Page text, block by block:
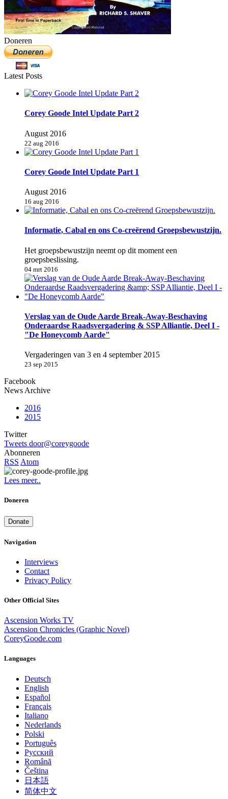
Doneren
Latest Posts
Corey Goode Intel Update Part 2
August 2016
22 aug 2016
Corey Goode Intel Update Part 1
August 2016
16 aug 2016
Informatie, Cabal en ons Co-creërend Groepsbewustzijn.
Het groepsbewustzijn neemt op dit moment een
groepsbeslissing.
04 mrt 2016
Verslag van de Oude Aarde Break-Away-Beschaving
Onderaardse Raadsvergadering & SSP Alliantie, Deel I -
"De Honeycomb Aarde"
Vergaderingen van 3 en 4 september 2015
23 sep 2015
Facebook
News Archive
2016
2015
Twitter
Tweets door@coreygoode
Abonneren
RSS Atom
Lees meer..
Doneren
Donate
Navigation
Interviews
Contact
Privacy Policy
Other Official Sites
Ascension Works TV
Ascension Chronicles (Graphic Novel)
CoreyGoode.com
Languages
Deutsch
English
Español
Français
Italiano
Nederlands
Polski
Português
Pусский
Română
Čeština
日本語
简体中文